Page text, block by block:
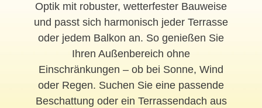
Optik mit robuster, wetterfester Bauweise
und passt sich harmonisch jeder Terrasse
oder jedem Balkon an. So genießen Sie
Ihren Außenbereich ohne
Einschränkungen – ob bei Sonne, Wind
oder Regen. Suchen Sie eine passende
Beschattung oder ein Terrassendach aus